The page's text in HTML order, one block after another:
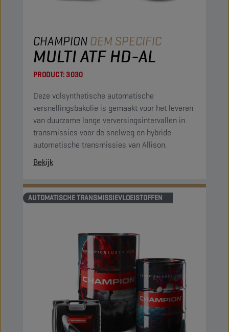
CHAMPIONOEM SPECIFIC
MULTI ATF HD-AL
PRODUCT:3030
Deze volsynthetische automatische
versnellingsbakolie is gemaakt voor het leveren
van duurzame lange verversingsintervallen in
transmissies voor de snelweg en hybride
automatische transmissies van Allison.
Bekijk
AUTOMATISCHE TRANSMISSIEVLOEISTOFFEN